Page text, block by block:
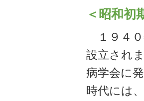
＜昭和初
１９４０
設立され
病学会に
時代には